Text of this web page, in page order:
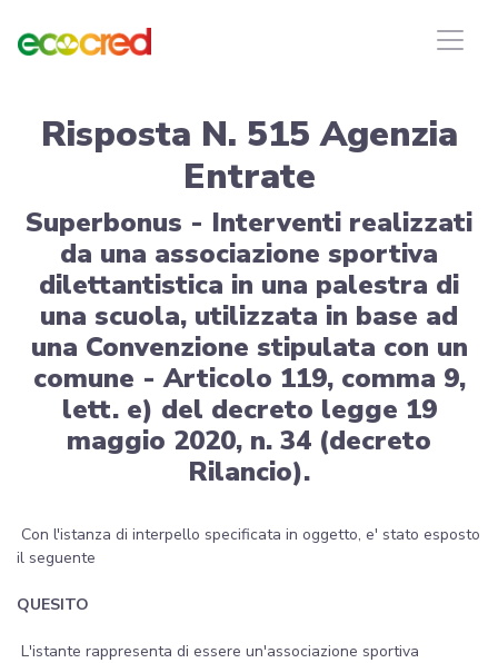
Risposta N. 515 Agenzia
Entrate
Superbonus - Interventi realizzati
da una associazione sportiva
dilettantistica in una palestra di
una scuola, utilizzata in base ad
una Convenzione stipulata con un
comune - Articolo 119, comma 9,
lett. e) del decreto legge 19
maggio 2020, n. 34 (decreto
Rilancio).
Con l'istanza di interpello specificata in oggetto, e' stato esposto
il seguente
QUESITO
L'istante rappresenta di essere un'associazione sportiva